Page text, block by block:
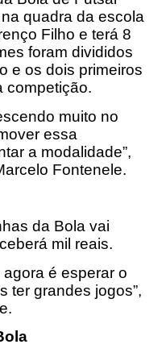
quadra da escola
Filho e terá 8
foram divididos
e os dois primeiros
competição.
muito no
essa
a modalidade”,
Fontenele.
da Bola vai
mil reais.
é esperar o
ter grandes jogos”,